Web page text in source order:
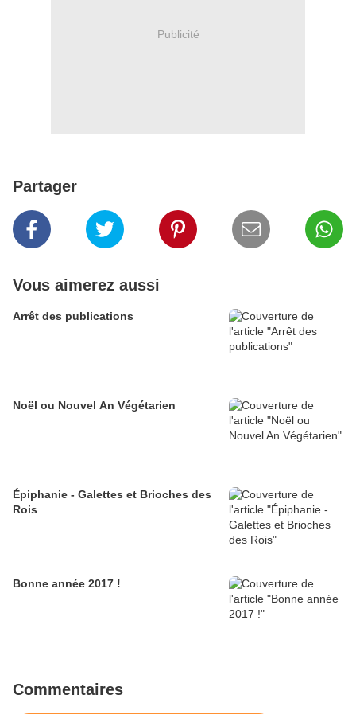
Publicité
Partager
Vous aimerez aussi
Arrêt des publications
Noël ou Nouvel An Végétarien
Épiphanie - Galettes et Brioches des
Rois
Bonne année 2017 !
Commentaires